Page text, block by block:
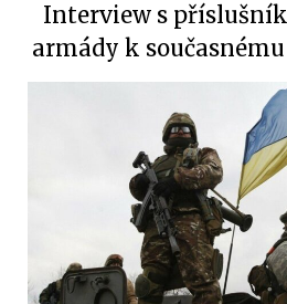
Interview s
armády k